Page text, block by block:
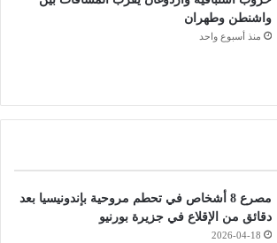
واشنطن وطهران
منذ أسبوع واحد
مصرع 8 أشخاص في تحطم مروحية بإندونيسيا بعد
دقائق من الإقلاع في جزيرة بورنيو
2026-04-18